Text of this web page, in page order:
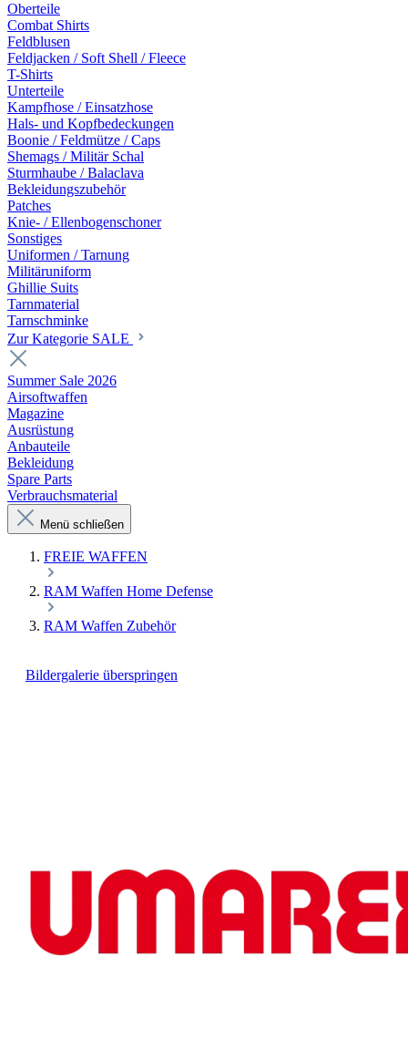
Oberteile
Combat Shirts
Feldblusen
Feldjacken / Soft Shell / Fleece
T-Shirts
Unterteile
Kampfhose / Einsatzhose
Hals- und Kopfbedeckungen
Boonie / Feldmütze / Caps
Shemags / Militär Schal
Sturmhaube / Balaclava
Bekleidungszubehör
Patches
Knie- / Ellenbogenschoner
Sonstiges
Uniformen / Tarnung
Militäruniform
Ghillie Suits
Tarnmaterial
Tarnschminke
Zur Kategorie SALE
Summer Sale 2026
Airsoftwaffen
Magazine
Ausrüstung
Anbauteile
Bekleidung
Spare Parts
Verbrauchsmaterial
Menü schließen
FREIE WAFFEN
RAM Waffen Home Defense
RAM Waffen Zubehör
Bildergalerie überspringen